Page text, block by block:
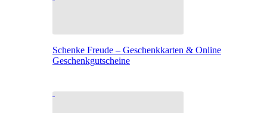
Schenke Freude – Geschenkkarten & Online
Geschenkgutscheine